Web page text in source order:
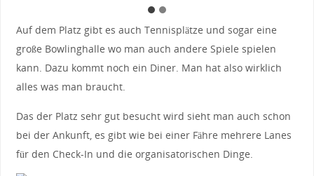
Auf dem Platz gibt es auch Tennisplätze und sogar eine
große Bowlinghalle wo man auch andere Spiele spielen
kann. Dazu kommt noch ein Diner. Man hat also wirklich
alles was man braucht.
Das der Platz sehr gut besucht wird sieht man auch schon
bei der Ankunft, es gibt wie bei einer Fähre mehrere Lanes
für den Check-In und die organisatorischen Dinge.